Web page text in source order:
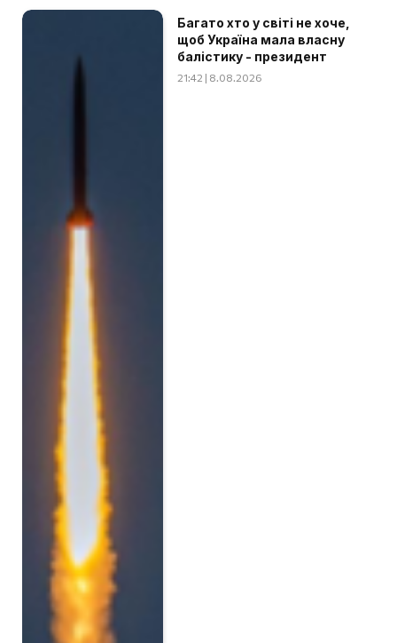
Багато хто у світі не хоче,
щоб Україна мала власну
балістику - президент
21:42 | 8.08.2026